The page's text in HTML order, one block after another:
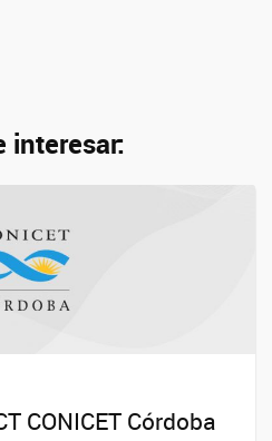
interesar:
CONICET Córdoba